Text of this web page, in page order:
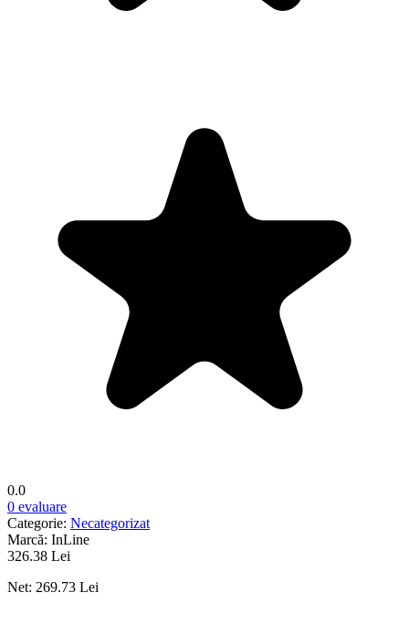
0.0
0 evaluare
Categorie: Necategorizat
Marcă: InLine
326.38 Lei
Net: 269.73 Lei